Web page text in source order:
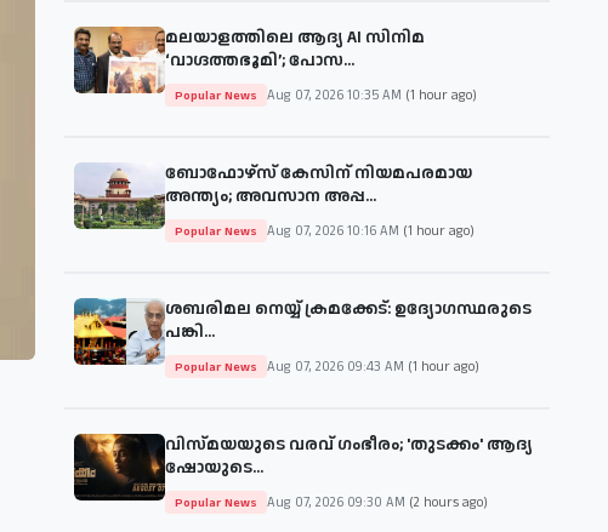
മലയാളത്തിലെ ആദ്യ AI സിനിമ
‘വാഗ്ദത്തഭൂമി’; പോസ...
Popular News Aug 07, 2026 10:35 AM (1 hour ago)
ബോഫോഴ്സ് കേസിന് നിയമപരമായ
അന്ത്യം; അവസാന അപ്പ...
Popular News Aug 07, 2026 10:16 AM (1 hour ago)
ശബരിമല നെയ്യ് ക്രമക്കേട്: ഉദ്യോഗസ്ഥരുടെ
പങ്കി...
Popular News Aug 07, 2026 09:43 AM (1 hour ago)
വിസ്മയയുടെ വരവ് ഗംഭീരം; 'തുടക്കം' ആദ്യ
ഷോയുടെ...
Popular News Aug 07, 2026 09:30 AM (2 hours ago)